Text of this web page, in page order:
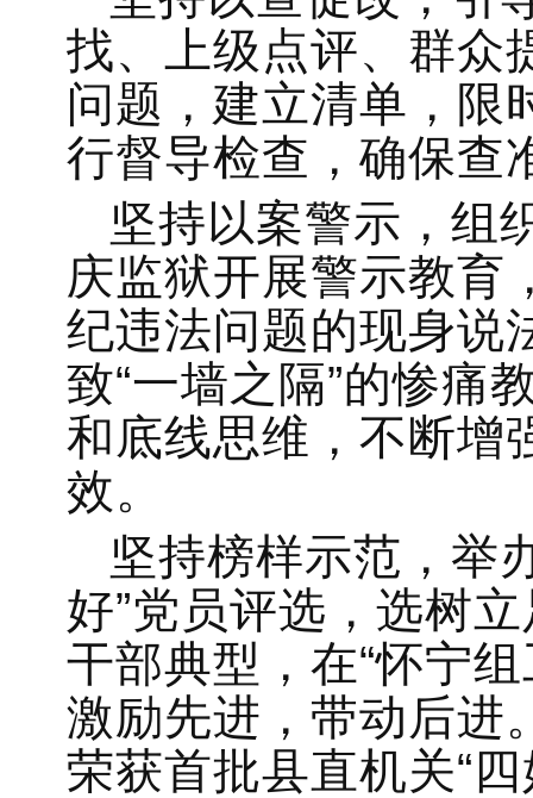
找、上级点评、群众
问题，建立清单，限
行督导检查，确保查
坚持以案警示，组
庆监狱开展警示教育
纪违法问题的现身说
致“一墙之隔”的惨痛
和底线思维，不断增
效。
坚持榜样示范，举
好”党员评选，选树
干部典型，在“怀宁
激励先进，带动后进
荣获首批县直机关“